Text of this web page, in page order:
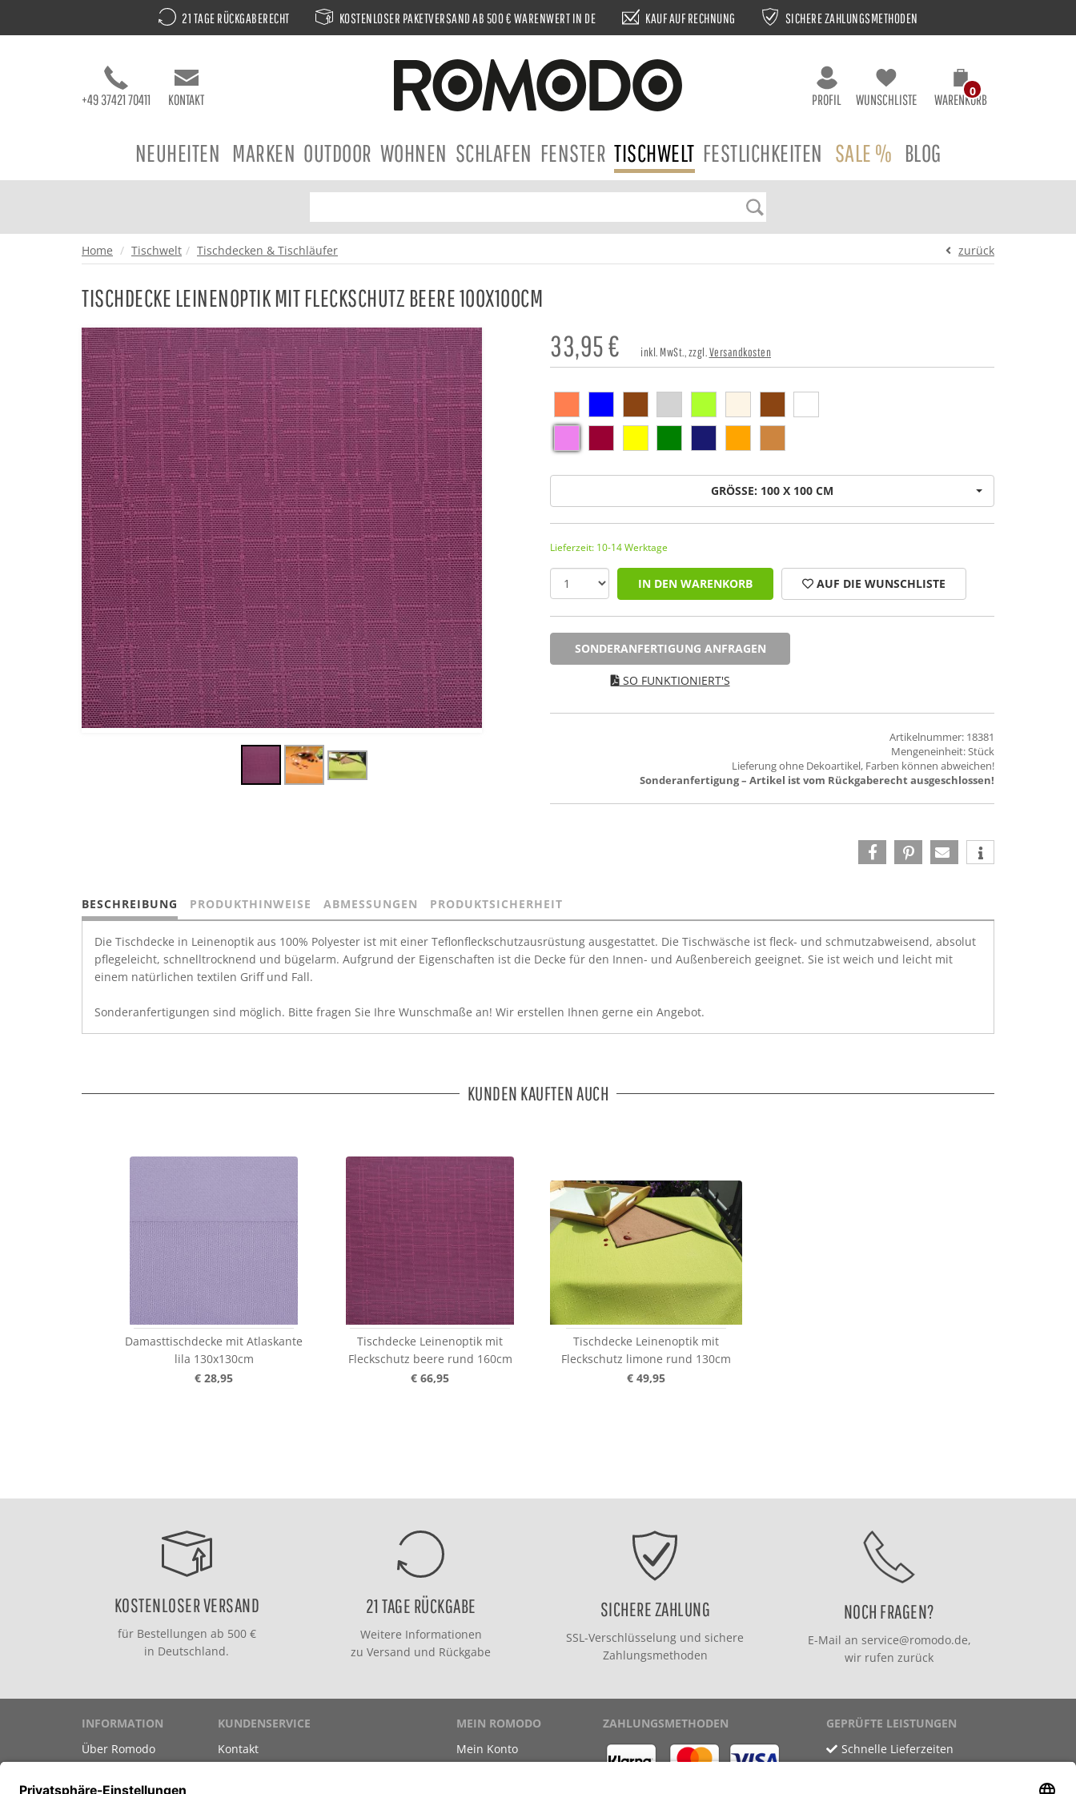
21 TAGE RÜCKGABERECHT KOSTENLOSER PAKETVERSAND AB 500 € WARENWERT IN DE KAUF AUF RECHNUNG SICHERE ZAHLUNGSMETHODEN
+49 37421 70411 KONTAKT PROFIL WUNSCHLISTE WARENKORB
0
NEUHEITEN MARKEN OUTDOOR WOHNEN SCHLAFEN FENSTER TISCHWELT FESTLICHKEITEN SALE % BLOG
Home Tischwelt Tischdecken & Tischläufer zurück
TISCHDECKE LEINENOPTIK MIT FLECKSCHUTZ BEERE 100X100CM
33,95€ inkl. MwSt., zzgl.Versandkosten
GRÖSSE: 100 X 100 CM
Lieferzeit: 10-14 Werktage
IN DEN WARENKORB AUF DIE WUNSCHLISTE
SONDERANFERTIGUNG ANFRAGEN
SO FUNKTIONIERT'S
Artikelnummer: 18381
Mengeneinheit: Stück
Lieferung ohne Dekoartikel, Farben können abweichen!
Sonderanfertigung – Artikel ist vom Rückgaberecht ausgeschlossen!
BESCHREIBUNG PRODUKTHINWEISE ABMESSUNGEN PRODUKTSICHERHEIT
Die Tischdecke in Leinenoptik aus 100% Polyester ist mit einer Teflonfleckschutzausrüstung ausgestattet. Die Tischwäsche ist fleck- und schmutzabweisend, absolut
pflegeleicht, schnelltrocknend und bügelarm. Aufgrund der Eigenschaften ist die Decke für den Innen- und Außenbereich geeignet. Sie ist weich und leicht mit
einem natürlichen textilen Griff und Fall.
Sonderanfertigungen sind möglich. Bitte fragen Sie Ihre Wunschmaße an! Wir erstellen Ihnen gerne ein Angebot.
KUNDEN KAUFTEN AUCH
Damasttischdecke mit Atlaskante
lila 130x130cm
€ 28,95
Tischdecke Leinenoptik mit
Fleckschutz beere rund 160cm
€ 66,95
Tischdecke Leinenoptik mit
Fleckschutz limone rund 130cm
€ 49,95
KOSTENLOSER VERSAND
für Bestellungen ab 500 €
in Deutschland.
21 TAGE RÜCKGABE
Weitere Informationen
zuVersand und Rückgabe
SICHERE ZAHLUNG
SSL-Verschlüsselung und sichere
Zahlungsmethoden
NOCH FRAGEN?
E-Mail an service@romodo.de,
wir rufen zurück
INFORMATION
Über Romodo
KUNDENSERVICE
Kontakt
MEIN ROMODO
Mein Konto
ZAHLUNGSMETHODEN
GEPRÜFTE LEISTUNGEN
Schnelle Lieferzeiten